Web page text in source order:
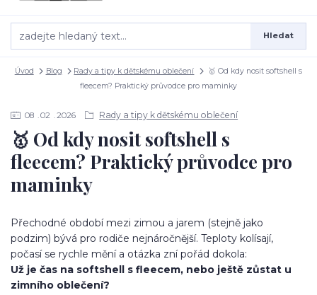
Hledat
Úvod Blog Rady a tipy k dětskému oblečení
🥇 Od kdy nosit softshell s
fleecem? Praktický průvodce pro maminky
08 02 2026 Rady a tipy k dětskému oblečení
🥇 Od kdy nosit softshell s
fleecem? Praktický průvodce pro
maminky
Přechodné období mezi zimou a jarem (stejně jako
podzim) bývá pro rodiče nejnáročnější. Teploty kolísají,
počasí se rychle mění a otázka zní pořád dokola:
Už je čas na softshell s fleecem, nebo ještě zůstat u
zimního oblečení?